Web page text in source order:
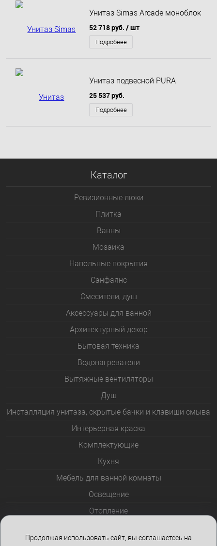
Унитаз Simas Arcade моноблок
52 718 руб. / шт
Подробнее
Унитаз подвесной PURA
25 537 руб.
Подробнее
Каталог
Ревизионные люки
Плитка
Bанны
Мозаика
Напольные покрытия
Санфаянс
Смесители, душ
Аксессуары для ванной
Архитектурный декор
Бытовая техника
Водонагреватели
Вытяжные вентиляторы
Душ
Инсталляция унитаза, скрытые бачки и клавиши смыва
Интерьерная краска
Комплектующие
Кухня
Мебель для ванной комнаты
Освещение
Отопление
Розетки и выключатели
Продолжая использовать сайт, вы соглашаетесь на